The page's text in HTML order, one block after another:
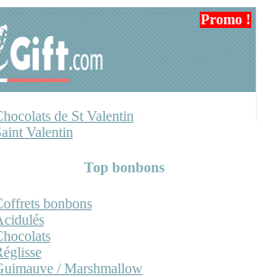
de St Valentin
Valentin
Top bonbons
bonbons
/ Marshmallow
Promo !
Promo !